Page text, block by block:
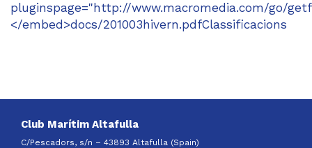
pluginspage="http://www.macromedia.com/go/
</embed>docs/201003hivern.pdfClassificacions
Club Marítim Altafulla
C/Pescadors, s/n – 43893 Altafulla (Spain)